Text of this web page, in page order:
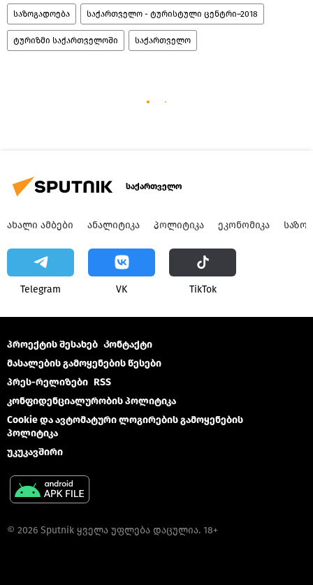
საზოგადოება საქართველო - ტურისტული ცენტრი–2018
ტურიზმი საქართველოში საქართველო
საქართველო
ᲐᲮᲐᲚᲘ ᲐᲛᲑᲔᲑᲘ ᲐᲜᲐᲚᲘᲢᲘᲙᲐ ᲞᲝᲚᲘᲢᲘᲙᲐ ᲔᲙᲝᲜᲝᲛᲘᲙᲐ
Telegram VK ТikТоk
პროექტის შესახებ Კონტაქტი
მასალების გამოყენების წესები
პრეს-რელიზები RSS
კონფიდენციალურობის პოლიტიკა
Cookie და ავტომატური ლოგირების გამოყენების
პოლიტიკა
უკუკავშირი
© 2026 Sputnik ყველა უფლება დაცულია. 18+